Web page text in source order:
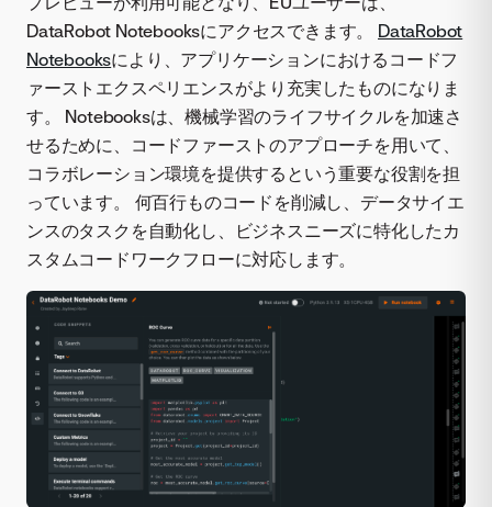
DataRobot Notebooksにアクセスできます。 DataRobot
Notebooksにより、アプリケーションにおけるコードフ
ァーストエクスペリエンスがより充実したものになりま
す。 Notebooksは、機械学習のライフサイクルを加速さ
せるために、コードファーストのアプローチを用いて、
コラボレーション環境を提供するという重要な役割を担
っています。 何百行ものコードを削減し、データサイエ
ンスのタスクを自動化し、ビジネスニーズに特化したカ
スタムコードワークフローに対応します。